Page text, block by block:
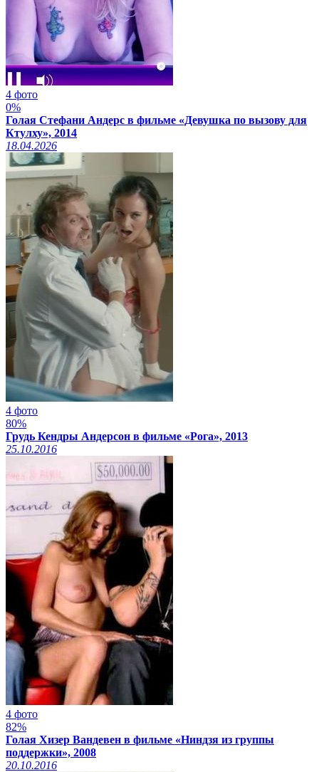
4 фото
0%
Голая Стефани Андерс в фильме «Девушка по вызову для
Ктулху», 2014
18.04.2026
4 фото
80%
Грудь Кендры Андерсон в фильме «Рога», 2013
25.10.2016
4 фото
82%
Голая Хизер Вандевен в фильме «Ниндзя из группы
поддержки», 2008
20.10.2016